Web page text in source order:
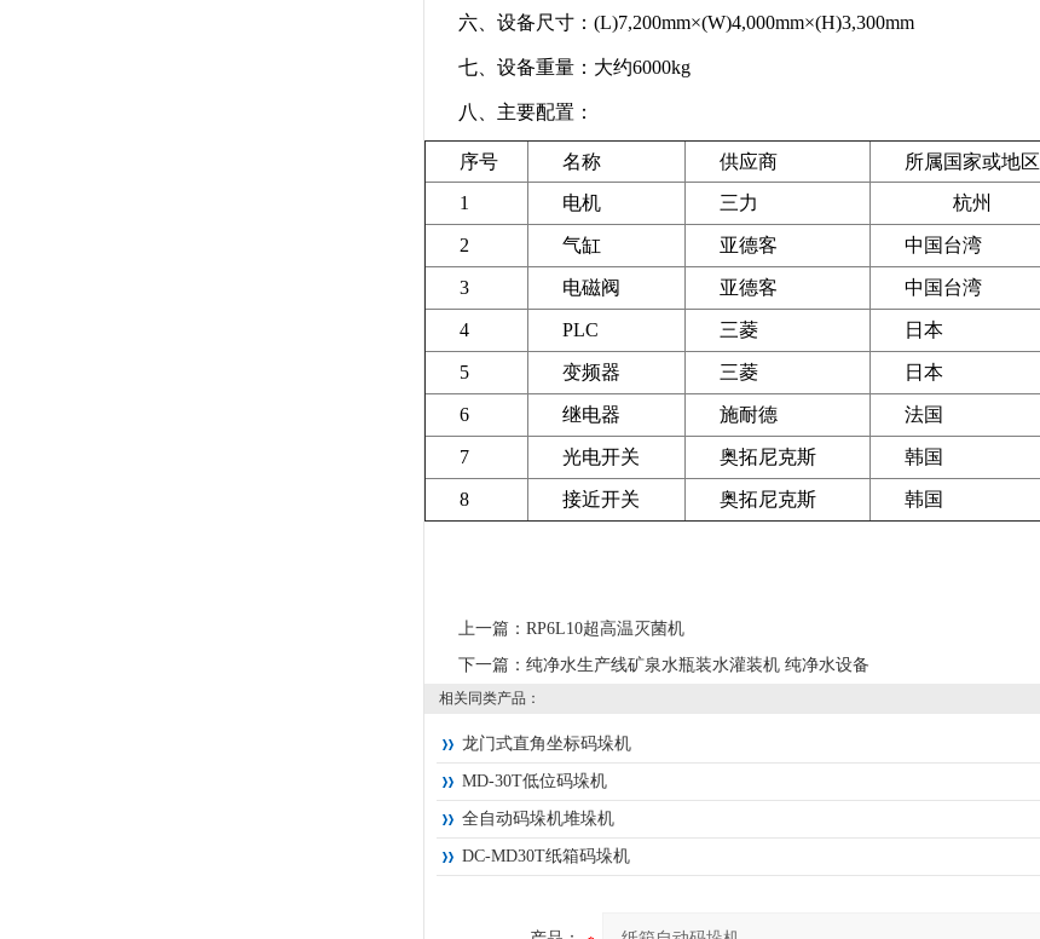
六、设备尺寸：(L)7,200mm×(W)4,000mm×(H)3,300mm
七、设备重量：大约6000kg
八、主要配置：
序号 名称 供应商
所属国家或地区
1
电机 三力 杭州
2 气缸 亚德客 中国台湾
3 电磁阀 亚德客 中国台湾
4 PLC 三菱 日本
5 变频器 三菱 日本
6 继电器 施耐德 法国
7 光电开关 奥拓尼克斯 韩国
8 接近开关 奥拓尼克斯 韩国
上一篇： RP6L10超高温灭菌机
下一篇： 纯净水生产线矿泉水瓶装水灌装机 纯净水设备
相关同类产品：
龙门式直角坐标码垛机
MD-30T低位码垛机
全自动码垛机堆垛机
DC-MD30T纸箱码垛机